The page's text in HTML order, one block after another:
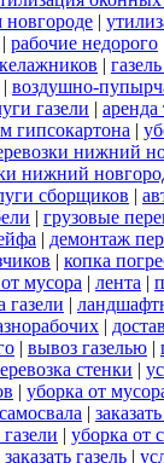
новгороде |
| рабочие недорого
|
| воздушно-
газели | аренда
гипсокартона |
нижний
нижний
сборщиков |
| грузовые
| демонтаж
| копка
мусора | лента |
газели |
|
| вывоз газелью |
стенки |
| уборка от
|
| уборка от
заказать газель |